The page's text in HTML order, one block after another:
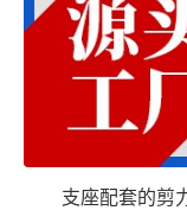
支座配套的剪